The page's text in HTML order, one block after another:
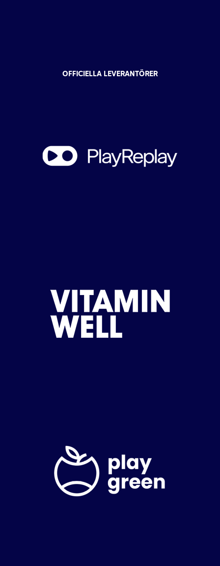
OFFICIELLA LEVERANTÖRER